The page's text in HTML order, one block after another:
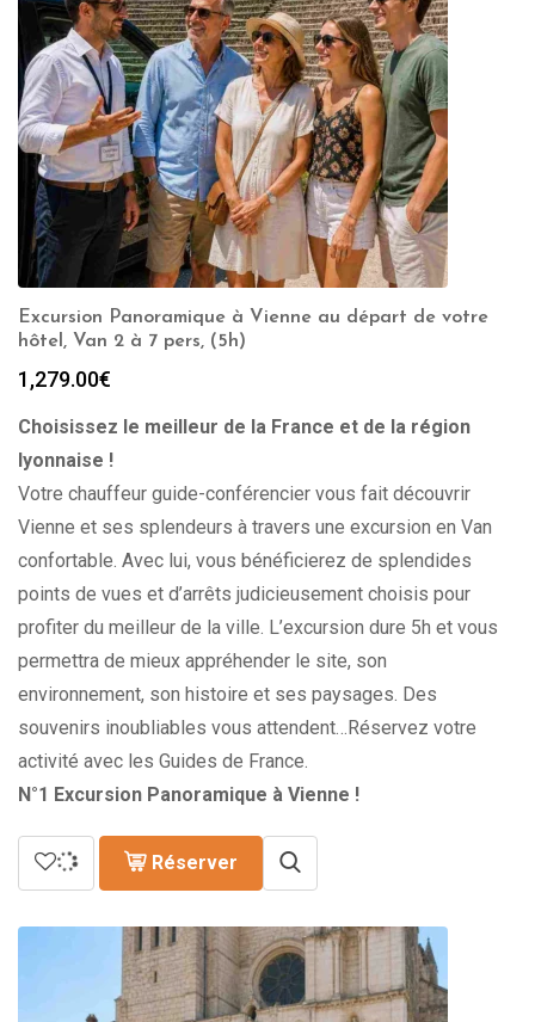
Excursion Panoramique à Vienne au départ de votre
hôtel, Van 2 à 7 pers, (5h)
1,279.00€
Choisissez le meilleur de la France et de la région
lyonnaise !
Votre chauffeur guide-conférencier vous fait découvrir
Vienne et ses splendeurs à travers une excursion en Van
confortable. Avec lui, vous bénéficierez de splendides
points de vues et d’arrêts judicieusement choisis pour
profiter du meilleur de la ville. L’excursion dure 5h et vous
permettra de mieux appréhender le site, son
environnement, son histoire et ses paysages. Des
souvenirs inoubliables vous attendent…Réservez votre
activité avec les Guides de France.
N°1 Excursion Panoramique à Vienne !
Réserver